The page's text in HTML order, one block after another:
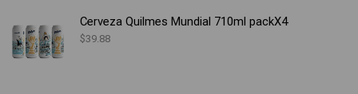
Cerveza Quilmes Mundial 710ml packX4
$39.88